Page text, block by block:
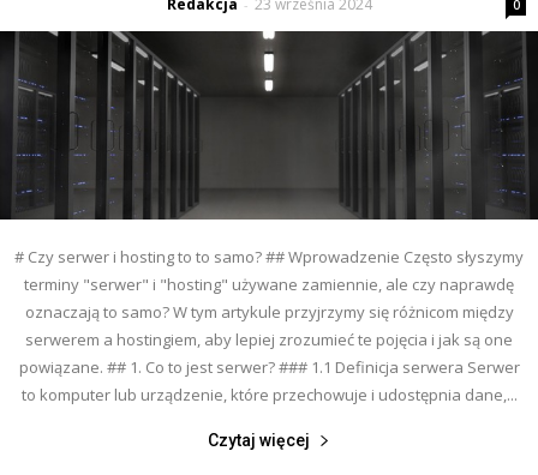
- 0
# Czy serwer i hosting to to samo? ## Wprowadzenie Często słyszymy
terminy "serwer" i "hosting" używane zamiennie, ale czy naprawdę
oznaczają to samo? W tym artykule przyjrzymy się różnicom między
serwerem a hostingiem, aby lepiej zrozumieć te pojęcia i jak są one
powiązane. ## 1. Co to jest serwer? ### 1.1 Definicja serwera Serwer
to komputer lub urządzenie, które przechowuje i udostępnia dane,...
Czytaj więcej